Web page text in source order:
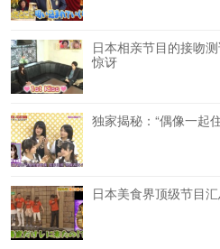
日本相亲节目的接吻
惊讶
独家揭秘：“偶像一起
日本美食界顶级节目